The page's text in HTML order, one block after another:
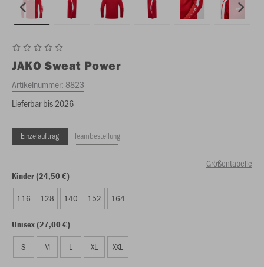
JAKO Sweat Power
Artikelnummer:8823
Lieferbar bis 2026
Einzelauftrag Teambestellung
Größentabelle
Kinder (24,50 €)
116 128 140 152 164
Unisex (27,00 €)
S M L XL XXL